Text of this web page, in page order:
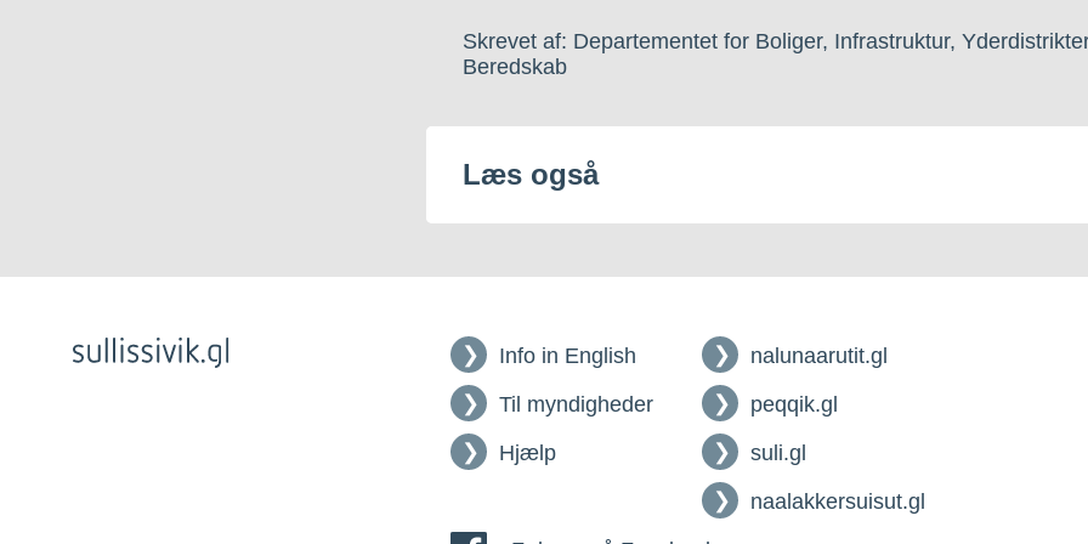
Skrevet af: Departementet for Boliger, Infrastruktur,
Beredskab
Læs også
Info in English
Til myndigheder
Hjælp
nalunaarutit.gl
peqqik.gl
suli.gl
naalakkersuisut.gl